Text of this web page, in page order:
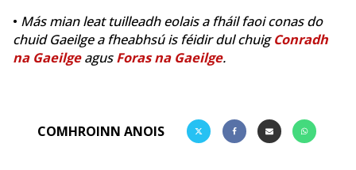
• Más mian leat tuilleadh eolais a fháil faoi conas do
chuid Gaeilge a fheabhsú is féidir dul chuigConradh
na GaeilgeagusForas na Gaeilge.
COMHROINN ANOIS